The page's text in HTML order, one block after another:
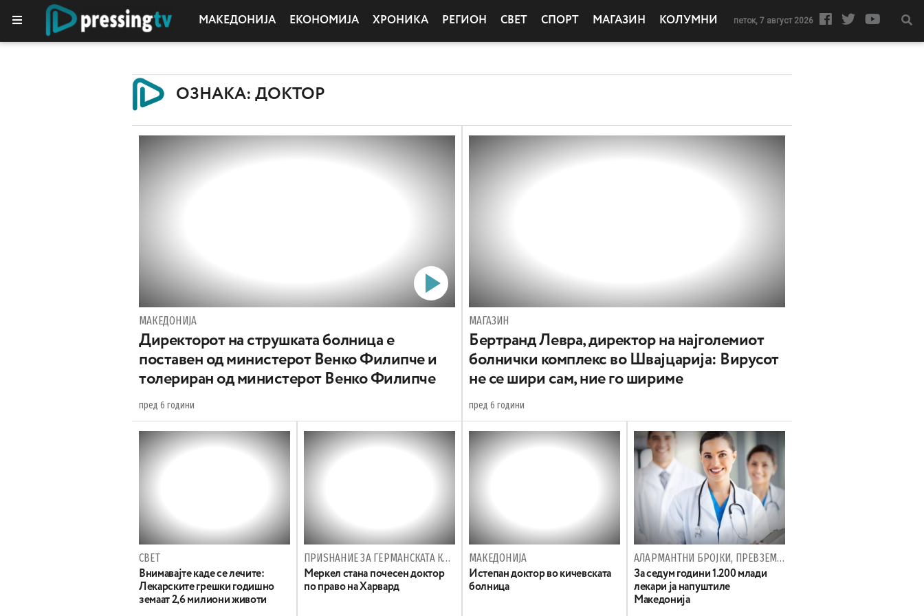
МАКЕДОНИЈА ЕКОНОМИЈА ХРОНИКА РЕГИОН СВЕТ СПОРТ МАГАЗИН КОЛУМНИ петок, 7 август 2026
ОЗНАКА: ДОКТОР
МАКЕДОНИЈА
Директорот на струшката болница е
поставен од министерот Венко Филипче и
толериран од министерот Венко Филипче
пред 6 години
МАГАЗИН
Бертранд Левра, директор на најголемиот
болнички комплекс во Швајцарија: Вирусот
не се шири сам, ние го шириме
пред 6 години
СВЕТ
Внимавајте каде се лечите:
Лекарските грешки годишно
земаат 2,6 милиони животи
ПРИЅНАНИЕ ЗА ГЕРМАНСКАТА КАНЦЕЛАРКА
Меркел стана почесен доктор
по право на Харвард
МАКЕДОНИЈА
Истепан доктор во кичевската
болница
АЛАРМАНТНИ БРОЈКИ, ПРЕВЗЕМА ЛИ НЕШТО ДРЖАВАТА?
За седум години 1.200 млади
лекари ја напуштиле
Македонија